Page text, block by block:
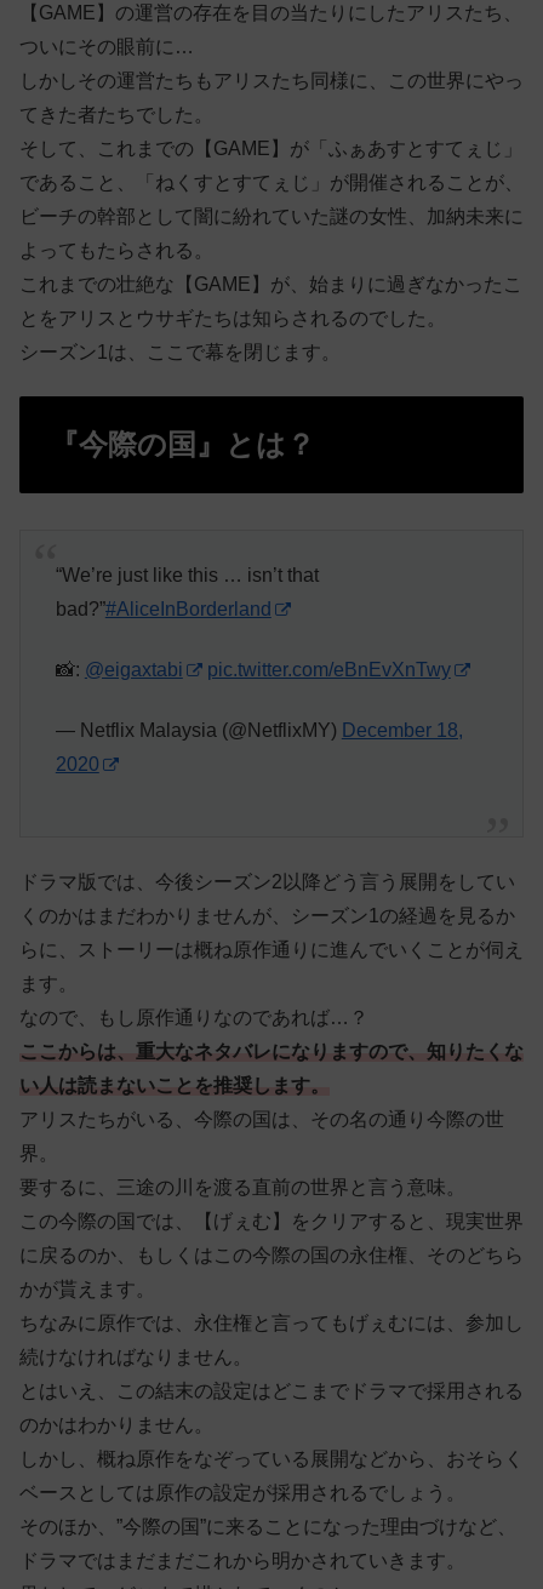
【GAME】の運営の存在を目の当たりにしたアリスたち、
ついにその眼前に…
しかしその運営たちもアリスたち同様に、この世界にやっ
てきた者たちでした。
そして、これまでの【GAME】が 「ふぁあすとすてぇじ」
であること、「ねくすとすてぇじ」が開催されることが、
ビーチの幹部として闇に紛れていた謎の女性、加納未来に
よってもたらされる。
これまでの壮絶な【GAME】が、始まりに過ぎなかったこ
とをアリスとウサギたちは知らされるのでした。
シーズン1は、ここで幕を閉じます。
『今際の国』とは？
“We’re just like this … isn’t that
bad?”#AliceInBorderland
📸: @eigaxtabi pic.twitter.com/eBnEvXnTwy
— Netflix Malaysia (@NetflixMY) December 18,
2020
ドラマ版では、今後シーズン2以降どう言う展開をしてい
くのかはまだわかりませんが、シーズン1の経過を見るか
らに、ストーリーは概ね原作通りに進んでいくことが伺え
ます。
なので、もし原作通りなのであれば…？
ここからは、重大なネタバレになりますので、知りたくな
い人は読まないことを推奨します。
アリスたちがいる、今際の国は、その名の通り今際の世
界。
要するに、三途の川を渡る直前の世界と言う意味。
この今際の国では、【げぇむ】をクリアすると、現実世界
に戻るのか、もしくはこの今際の国の永住権、そのどちら
かが貰えます。
ちなみに原作では、永住権と言ってもげぇむには、参加し
続けなければなりません。
とはいえ、この結末の設定はどこまでドラマで採用される
のかはわかりません。
しかし、概ね原作をなぞっている展開などから、おそらく
ベースとしては原作の設定が採用されるでしょう。
そのほか、”今際の国”に来ることになった理由づけなど、
ドラマではまだまだこれから明かされていきます。